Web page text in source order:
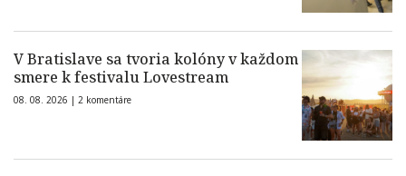
V Bratislave sa tvoria kolóny v každom
smere k festivalu Lovestream
08. 08. 2026 | 2 komentáre